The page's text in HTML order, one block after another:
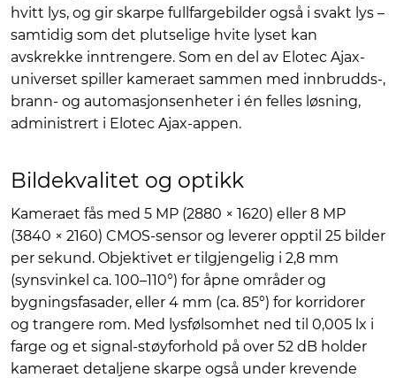
hvitt lys, og gir skarpe fullfargebilder også i svakt lys –
samtidig som det plutselige hvite lyset kan
avskrekke inntrengere. Som en del av Elotec Ajax-
universet spiller kameraet sammen med innbrudds-,
brann- og automasjonsenheter i én felles løsning,
administrert i Elotec Ajax-appen.
Bildekvalitet og optikk
Kameraet fås med 5 MP (2880 × 1620) eller 8 MP
(3840 × 2160) CMOS-sensor og leverer opptil 25 bilder
per sekund. Objektivet er tilgjengelig i 2,8 mm
(synsvinkel ca. 100–110°) for åpne områder og
bygningsfasader, eller 4 mm (ca. 85°) for korridorer
og trangere rom. Med lysfølsomhet ned til 0,005 lx i
farge og et signal-støyforhold på over 52 dB holder
kameraet detaljene skarpe også under krevende